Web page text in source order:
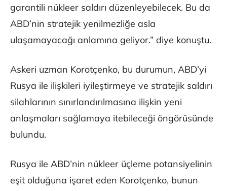
garantili nükleer saldırı düzenleyebilecek. Bu da
ABD’nin stratejik yenilmezliğe asla
ulaşamayacağı anlamına geliyor.” diye konuştu.
Askeri uzman Korotçenko, bu durumun, ABD’yi
Rusya ile ilişkileri iyileştirmeye ve stratejik saldırı
silahlarının sınırlandırılmasına ilişkin yeni
anlaşmaları sağlamaya itebileceği öngörüsünde
bulundu.
Rusya ile ABD’nin nükleer üçleme potansiyelinin
eşit olduğuna işaret eden Korotçenko, bunun